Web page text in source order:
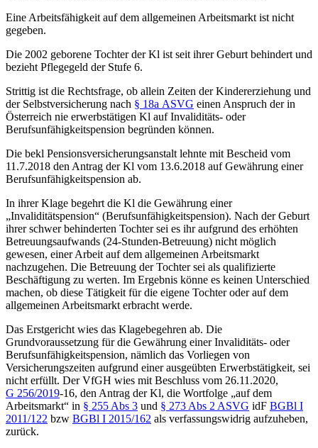
Eine Arbeitsfähigkeit auf dem allgemeinen Arbeitsmarkt ist nicht
gegeben.
Die 2002 geborene Tochter der Kl ist seit ihrer Geburt behindert und
bezieht Pflegegeld der Stufe 6.
Strittig ist die Rechtsfrage, ob allein Zeiten der Kindererziehung und
der Selbstversicherung nach § 18a ASVG einen Anspruch der in
Österreich nie erwerbstätigen Kl auf Invaliditäts- oder
Berufsunfähigkeitspension begründen können.
Die bekl Pensionsversicherungsanstalt lehnte mit Bescheid vom
11.7.2018 den Antrag der Kl vom 13.6.2018 auf Gewährung einer
Berufsunfähigkeitspension ab.
In ihrerKlage begehrt die Kl die Gewährung einer
„Invaliditätspension“ (Berufsunfähigkeitspension). Nach der Geburt
ihrer schwer behinderten Tochter sei es ihr aufgrund des erhöhten
Betreuungsaufwands (24-Stunden-Betreuung) nicht möglich
gewesen, einer Arbeit auf dem allgemeinen Arbeitsmarkt
nachzugehen. Die Betreuung der Tochter sei als qualifizierte
Beschäftigung zu werten. Im Ergebnis könne es keinen Unterschied
machen, ob diese Tätigkeit für die eigene Tochter oder auf dem
allgemeinen Arbeitsmarkt erbracht werde.
Das Erstgericht wies das Klagebegehren ab. Die
Grundvoraussetzung für die Gewährung einer Invaliditäts- oder
Berufsunfähigkeitspension, nämlich das Vorliegen von
Versicherungszeiten aufgrund einer ausgeübten Erwerbstätigkeit, sei
nicht erfüllt. DerVfGH wies mit Beschluss vom 26.11.2020,
G 256/2019-16, den Antrag der Kl, die Wortfolge „auf dem
Arbeitsmarkt“ in § 255 Abs 3 und § 273 Abs 2 ASVG idF BGBl I
2011/122 bzw BGBl I 2015/162 als verfassungswidrig aufzuheben,
zurück.